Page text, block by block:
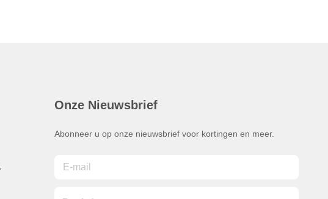
Onze Nieuwsbrief
Abonneer u op onze nieuwsbrief voor kortingen en meer.